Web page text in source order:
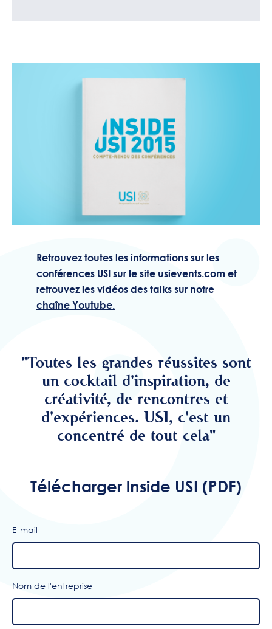
Retrouvez toutes les informations sur les
conférences USI sur le site usievents.com et
retrouvez les vidéos des talks sur notre
chaîne Youtube.
"Toutes les grandes réussites sont
un cocktail d'inspiration, de
créativité, de rencontres et
d'expériences. USI, c'est un
concentré de tout cela"
Télécharger lnside USI (PDF)
E-mail
Nom de l'entreprise